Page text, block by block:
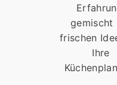
gemischt
frischen
Ihre